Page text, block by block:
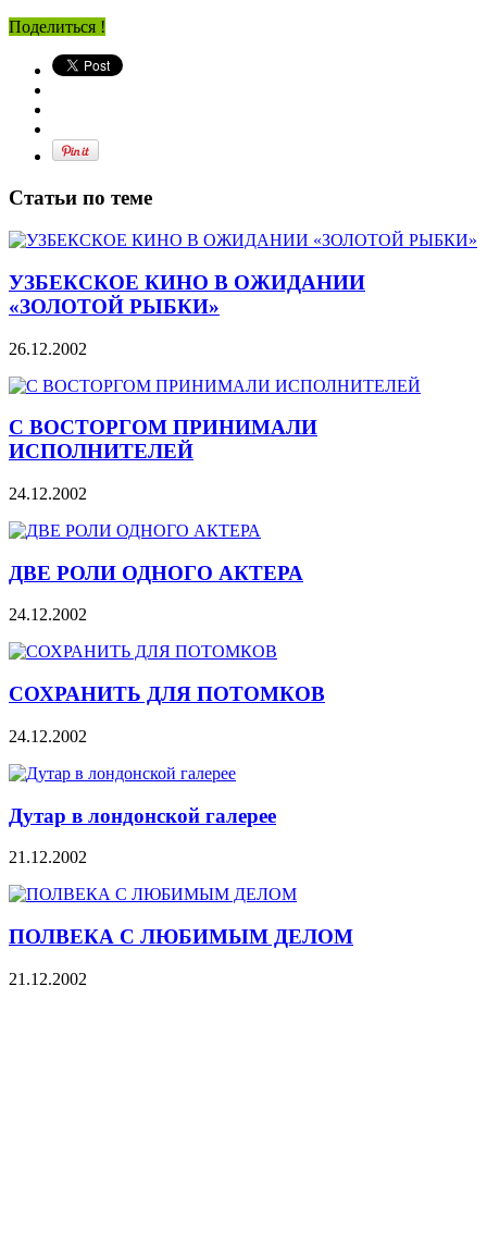
Поделиться !
Статьи по теме
УЗБЕКСКОЕ КИНО В ОЖИДАНИИ
«ЗОЛОТОЙ РЫБКИ»
26.12.2002
С ВОСТОРГОМ ПРИНИМАЛИ
ИСПОЛНИТЕЛЕЙ
24.12.2002
ДВЕ РОЛИ ОДНОГО АКТЕРА
24.12.2002
СОХРАНИТЬ ДЛЯ ПОТОМКОВ
24.12.2002
Дутар в лондонской галерее
21.12.2002
ПОЛВЕКА С ЛЮБИМЫМ ДЕЛОМ
21.12.2002